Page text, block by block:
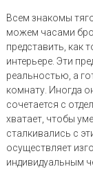
Всем знакомы
можем часами
представить, как
интерьере. Эти
реальностью, а
комнату. Иногда
сочетается с
хватает, чтобы
сталкивались с
осуществляет
индивидуальным